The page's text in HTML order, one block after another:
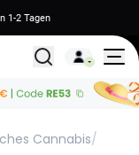
1-2 Tagen
Alle
Cannabis/